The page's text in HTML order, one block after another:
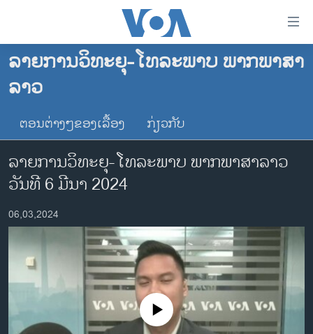
ເຂົ້າ
ຫາ
ຂ້າມ
ຫາ
ຊອກ
ໂຮມເພຈ
ລາວ
ອາເມຣິກາ
ການເລືອກຕັ້ງ ປະທານາທີບໍດີ ສະຫະລັດ 2024
ຂ່າວ​ຈີນ
ເອເຊຍ
ອິດສະຫຼະພາບດ້ານການຂ່າວ
ຊີວິດຊາວລາວ
ຊຸມຊົນຊາວລາວ
ວິທະຍາສາດ-ເທັກໂນໂລຈີ
ລາຍການວິທະຍຸ-ໂທລະພາບ ພາກພາສາ
ລາວ
ຕອນຕ່າງໆຂອງເລື້ອງ ກ່ຽວກັບ
ລາຍການວິທະຍຸ-ໂທລະພາບ ພາກພາສາລາວ
ວັນທີ 6 ມີນາ 2024
06,03,2024
No media source currently available